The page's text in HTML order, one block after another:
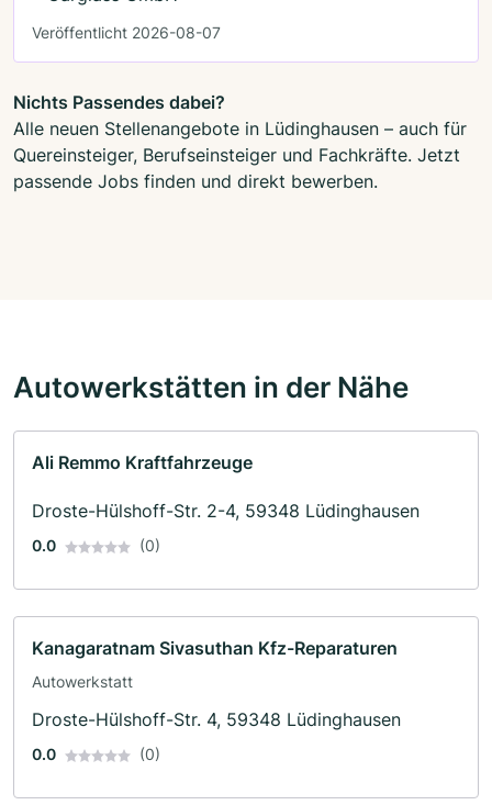
Veröffentlicht 2026-08-07
Nichts Passendes dabei?
Alle neuen Stellenangebote in Lüdinghausen – auch für
Quereinsteiger, Berufseinsteiger und Fachkräfte. Jetzt
passende Jobs finden und direkt bewerben.
Autowerkstätten in der Nähe
Ali Remmo Kraftfahrzeuge
Droste-Hülshoff-Str. 2-4, 59348 Lüdinghausen
0.0 (0)
Kanagaratnam Sivasuthan Kfz-Reparaturen
Autowerkstatt
Droste-Hülshoff-Str. 4, 59348 Lüdinghausen
0.0 (0)